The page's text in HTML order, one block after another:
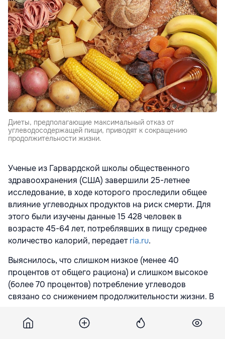
Диеты, предполагающие максимальный отказ от
углеводосодержащей пищи, приводят к сокращению
продолжительности жизни.
Ученые из Гарвардской школы общественного
здравоохранения (США) завершили 25-летнее
исследование, в ходе которого проследили общее
влияние углеводных продуктов на риск смерти. Для
этого были изучены данные 15 428 человек в
возрасте 45-64 лет, потреблявших в пищу среднее
количество калорий, передаетria.ru.
Выяснилось, что слишком низкое (менее 40
процентов от общего рациона) и слишком высокое
(более 70 процентов) потребление углеводов
связано со снижением продолжительности жизни. В
полностью исключающие углеводы, живут в среднем